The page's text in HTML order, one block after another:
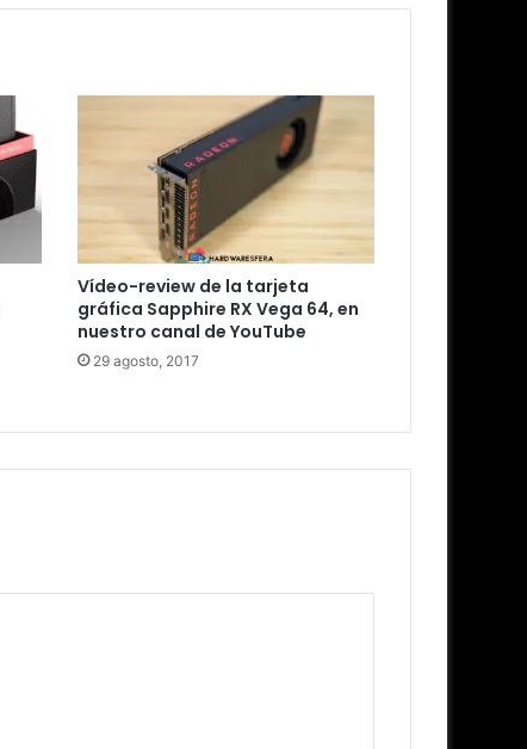
Vídeo-review de la tarjeta
gráfica Sapphire RX Vega 64, en
nuestro canal de YouTube
29 agosto, 2017